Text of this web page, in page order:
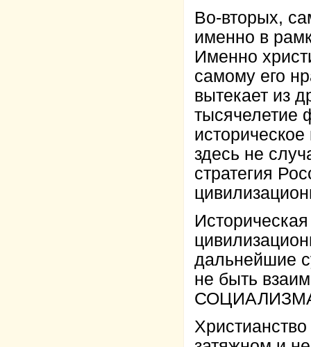
Во-вторых,
именно в
Именно
самому его
вытекает из
тысячелетие
здесь не
стратегия
дальнейшие
не быть